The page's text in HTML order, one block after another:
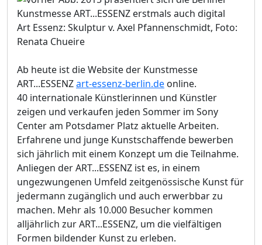
Art Essenz: Skulptur v. Axel Pfannenschmidt, Foto:
Renata Chueire
Ab heute ist die Website der Kunstmesse
ART...ESSENZart-essenz-berlin.de online.
40 internationale Künstlerinnen und Künstler
zeigen und verkaufen jeden Sommer im Sony
Center am Potsdamer Platz aktuelle Arbeiten.
Erfahrene und junge Kunstschaffende bewerben
sich jährlich mit einem Konzept um die Teilnahme.
Anliegen der ART...ESSENZ ist es, in einem
ungezwungenen Umfeld zeitgenössische Kunst für
jedermann zugänglich und auch erwerbbar zu
machen. Mehr als 10.000 Besucher kommen
alljährlich zur ART...ESSENZ, um die vielfältigen
Formen bildender Kunst zu erleben.